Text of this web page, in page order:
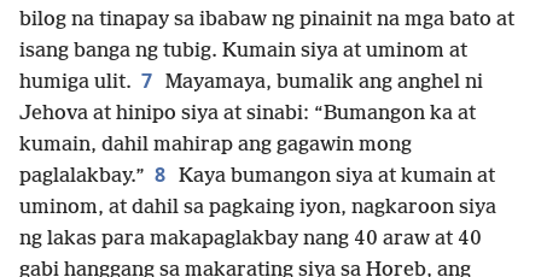
bilog na tinapay sa ibabaw ng pinainit na mga bato at
isang banga ng tubig. Kumain siya at uminom at
humiga ulit. 7 Mayamaya, bumalik ang anghel ni
Jehova at hinipo siya at sinabi: “Bumangon ka at
kumain, dahil mahirap ang gagawin mong
paglalakbay.” 8 Kaya bumangon siya at kumain at
uminom, at dahil sa pagkaing iyon, nagkaroon siya
ng lakas para makapaglakbay nang 40 araw at 40
gabi hanggang sa makarating siya sa Horeb, ang